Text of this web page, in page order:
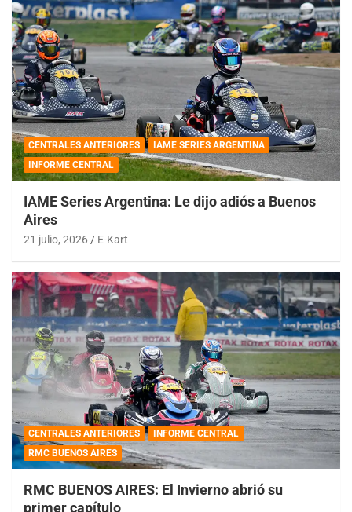
CENTRALES ANTERIORES
IAME SERIES ARGENTINA
INFORME CENTRAL
IAME Series Argentina: Le dijo adiós a Buenos
Aires
21 julio, 2026 E-Kart
CENTRALES ANTERIORES
INFORME CENTRAL
RMC BUENOS AIRES
RMC BUENOS AIRES: El Invierno abrió su
primer capítulo